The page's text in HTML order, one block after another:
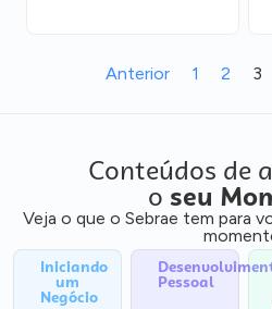
Anterior 1 2 3
Conteúdos de
o seu
Veja o que o Sebrae tem para
Iniciando
um
Negócio
Pessoal